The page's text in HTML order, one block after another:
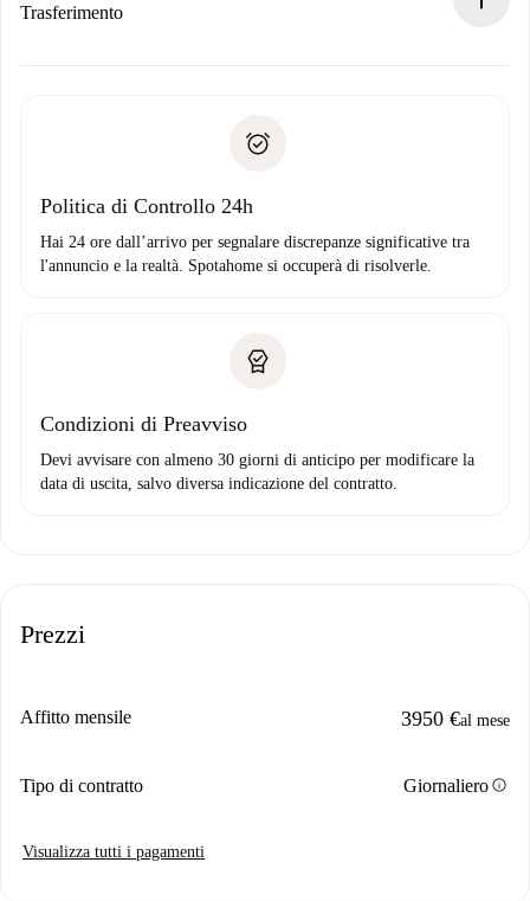
Se rifiutata: non ti addebiteremo nulla e ti proporremo
Domiciliazione del pagamento
Trasferimento
solo se non segnali problemi.
Politica di Controllo 24h
Hai 24 ore dall’arrivo per segnalare discrepanze significative tra
l'annuncio e la realtà. Spotahome si occuperà di risolverle.
Condizioni di Preavviso
Devi avvisare con almeno 30 giorni di anticipo per modificare la
data di uscita, salvo diversa indicazione del contratto.
Prezzi
Affitto mensile 3950 €al mese
Tipo di contratto Giornalieroinfo
Visualizza tutti i pagamenti